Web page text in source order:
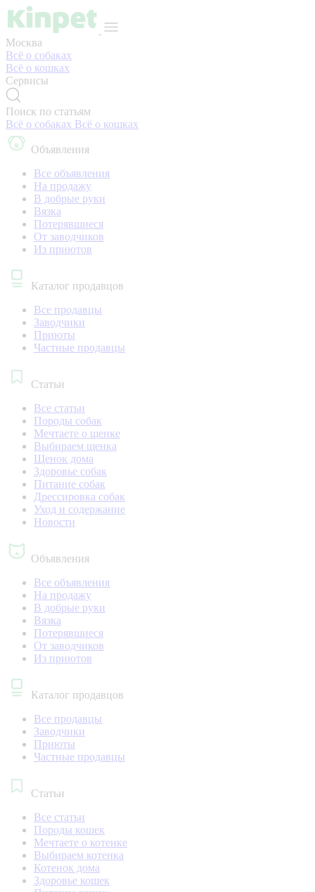
Москва
Всё о собаках
Всё о кошках
Сервисы
Поиск по статьям
Всё о собаках Всё о кошках
Объявления
Все объявления
На продажу
В добрые руки
Вязка
Потерявшиеся
От заводчиков
Из приютов
Каталог продавцов
Все продавцы
Заводчики
Приюты
Частные продавцы
Статьи
Все статьи
Породы собак
Мечтаете о щенке
Выбираем щенка
Щенок дома
Здоровье собак
Питание собак
Дрессировка собак
Уход и содержание
Новости
Объявления
Все объявления
На продажу
В добрые руки
Вязка
Потерявшиеся
От заводчиков
Из приютов
Каталог продавцов
Все продавцы
Заводчики
Приюты
Частные продавцы
Статьи
Все статьи
Породы кошек
Мечтаете о котенке
Выбираем котенка
Котенок дома
Здоровье кошек